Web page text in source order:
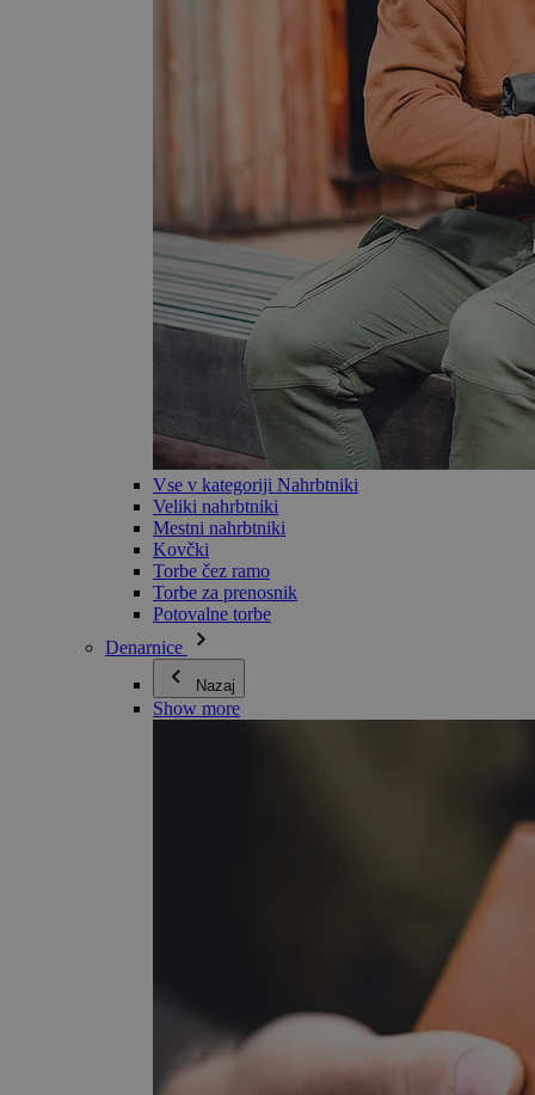
Vse v kategoriji Nahrbtniki
Veliki nahrbtniki
Mestni nahrbtniki
Kovčki
Torbe čez ramo
Torbe za prenosnik
Potovalne torbe
Denarnice
Nazaj
Show more